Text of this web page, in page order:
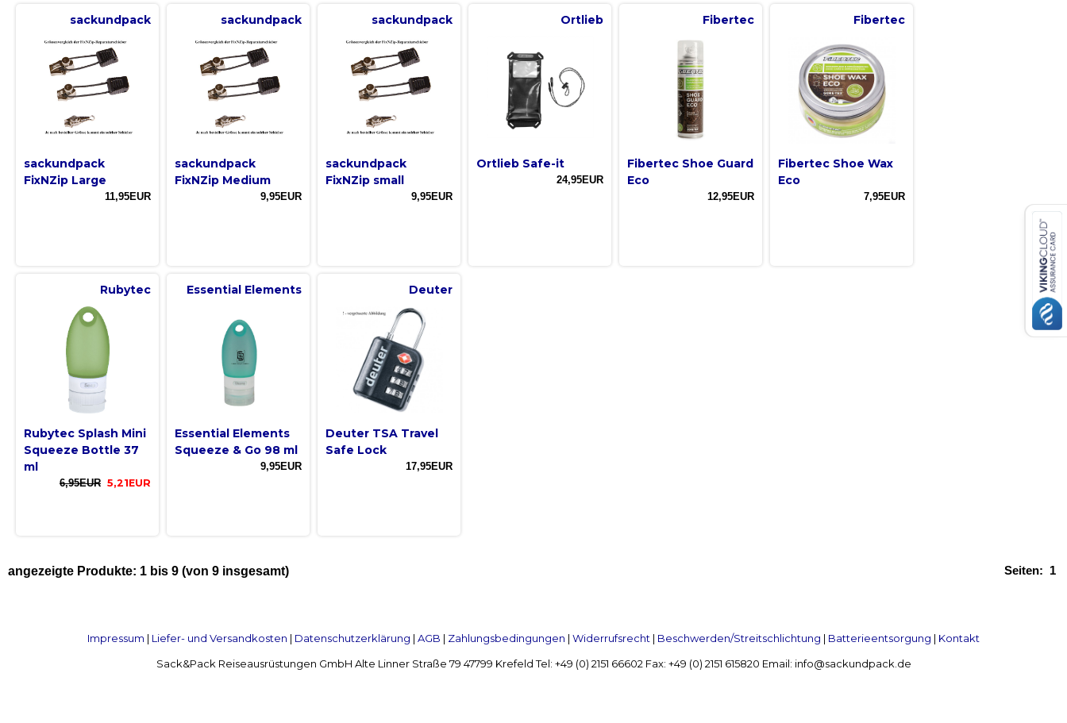
sackundpack
sackundpack
FixNZip Large
11,95EUR
sackundpack
sackundpack
FixNZip Medium
9,95EUR
sackundpack
sackundpack
FixNZip small
9,95EUR
Ortlieb
Ortlieb Safe-it
24,95EUR
Fibertec
Fibertec Shoe Guard
Eco
12,95EUR
Fibertec
Fibertec Shoe Wax
Eco
7,95EUR
Rubytec
Rubytec Splash Mini
Squeeze Bottle 37
ml
6,95EUR 5,21EUR
Essential Elements
Essential Elements
Squeeze & Go 98 ml
9,95EUR
Deuter
Deuter TSA Travel
Safe Lock
17,95EUR
Seiten: 1
angezeigte Produkte: 1 bis 9 (von 9 insgesamt)
Impressum | Liefer- und Versandkosten | Datenschutzerklärung | AGB | Zahlungsbedingungen | Widerrufsrecht | Beschwerden/Streitschlichtung | Batterieentsorgung | Kontakt
Sack&Pack Reiseausrüstungen GmbH Alte Linner Straße 79 47799 Krefeld Tel: +49 (0) 2151 66602 Fax: +49 (0) 2151 615820 Email: info@sackundpack.de